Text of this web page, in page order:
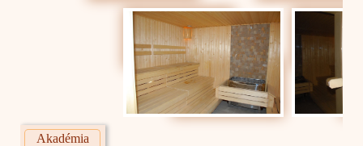
Akadémia